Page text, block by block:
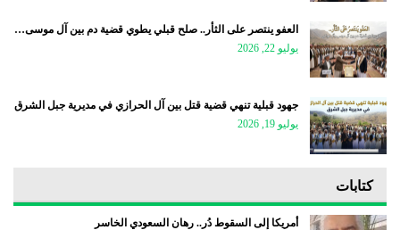
العفو ينتصر على الثأر.. صلح قبلي يطوي قضية دم بين آل موسى…
يوليو 22, 2026
جهود قبلية تنهي قضية قتل بين آل الحرازي في مديرية جبل الشرق
يوليو 19, 2026
كتابات
أمريكا إلى السقوط دُر.. رهان السعودي الخاسر